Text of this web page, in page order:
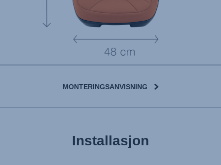
MONTERINGSANVISNING
Installasjon